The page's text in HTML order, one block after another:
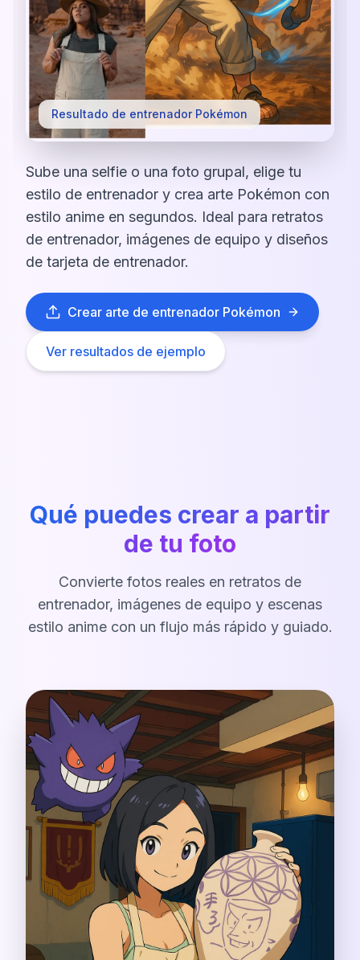
Resultado de entrenador Pokémon
Sube una selfie o una foto grupal, elige tu
estilo de entrenador y crea arte Pokémon con
estilo anime en segundos. Ideal para retratos
de entrenador, imágenes de equipo y diseños
de tarjeta de entrenador.
Crear arte de entrenador Pokémon
Ver resultados de ejemplo
Qué puedes crear a partir
de tu foto
Convierte fotos reales en retratos de
entrenador, imágenes de equipo y escenas
estilo anime con un flujo más rápido y guiado.